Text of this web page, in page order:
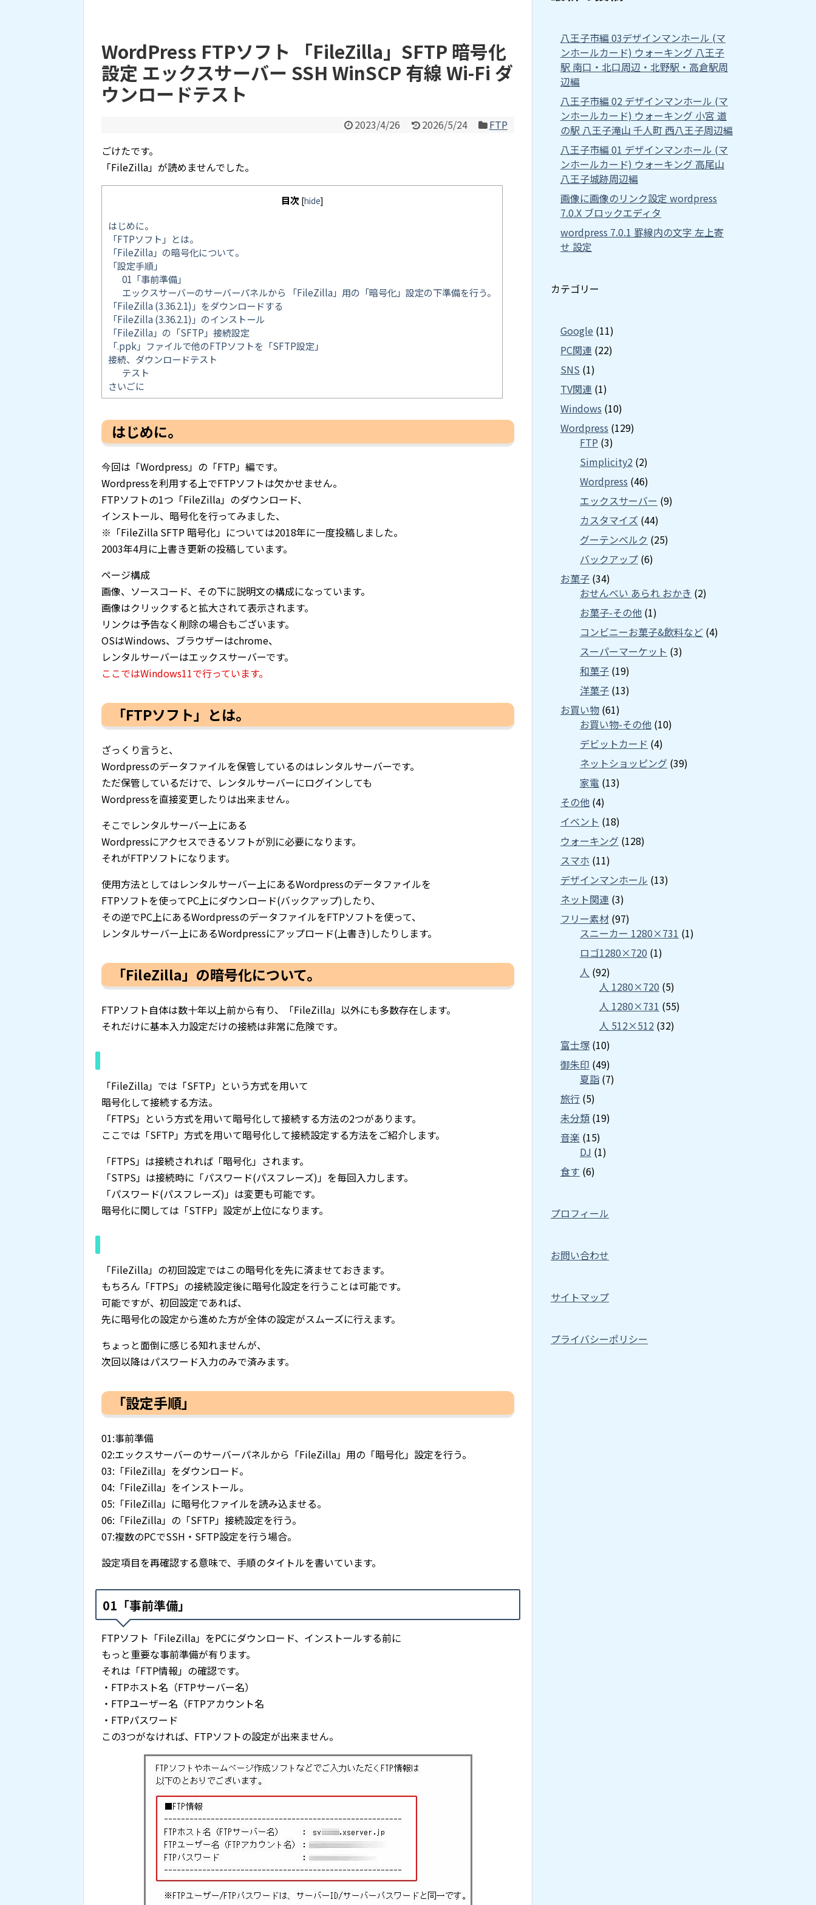
WordPress FTPソフト 「FileZilla」SFTP 暗号化
設定 エックスサーバー SSH WinSCP 有線 Wi-Fi ダ
ウンロードテスト
2023/4/26 2026/5/24
FTP
ごけたです。
「FileZilla」が読めませんでした。
目次 [hide]
はじめに。
「FTPソフト」とは。
「FileZilla」の暗号化について。
「設定手順」
01「事前準備」
エックスサーバーのサーバーパネルから 「FileZilla」用の「暗号化」設定の下準備を行う。
「FileZilla (3.36.2.1)」をダウンロードする
「FileZilla (3.36.2.1)」のインストール
「FileZilla」の「SFTP」接続設定
「.ppk」ファイルで他のFTPソフトを「SFTP設定」
接続、ダウンロードテスト
テスト
さいごに
はじめに。
今回は「Wordpress」の「FTP」編です。
Wordpressを利用する上でFTPソフトは欠かせません。
FTPソフトの1つ「FileZilla」のダウンロード、
インストール、暗号化を行ってみました、
※「FileZilla SFTP 暗号化」については2018年に一度投稿しました。
2003年4月に上書き更新の投稿しています。
ページ構成
画像、ソースコード、その下に説明文の構成になっています。
画像はクリックすると拡大されて表示されます。
リンクは予告なく削除の場合もございます。
OSはWindows、ブラウザーはchrome、
レンタルサーバーはエックスサーバーです。
ここではWindows11で行っています。
「FTPソフト」とは。
ざっくり言うと、
Wordpressのデータファイルを保管しているのはレンタルサーバーです。
ただ保管しているだけで、レンタルサーバーにログインしても
Wordpressを直接変更したりは出来ません。
そこでレンタルサーバー上にある
Wordpressにアクセスできるソフトが別に必要になります。
それがFTPソフトになります。
使用方法としてはレンタルサーバー上にあるWordpressのデータファイルを
FTPソフトを使ってPC上にダウンロード(バックアップ)したり、
その逆でPC上にあるWordpressのデータファイルをFTPソフトを使って、
レンタルサーバー上にあるWordpressにアップロード(上書き)したりします。
「FileZilla」の暗号化について。
FTPソフト自体は数十年以上前から有り、「FileZilla」以外にも多数存在します。
それだけに基本入力設定だけの接続は非常に危険です。
「FileZilla」では「SFTP」という方式を用いて
暗号化して接続する方法。
「FTPS」という方式を用いて暗号化して接続する方法の2つがあります。
ここでは「SFTP」方式を用いて暗号化して接続設定する方法をご紹介します。
「FTPS」は接続されれば「暗号化」されます。
「STPS」は接続時に「パスワード(パスフレーズ)」を毎回入力します。
「パスワード(パスフレーズ)」は変更も可能です。
暗号化に関しては「STFP」設定が上位になります。
「FileZilla」の初回設定ではこの暗号化を先に済ませておきます。
もちろん「FTPS」の接続設定後に暗号化設定を行うことは可能です。
可能ですが、初回設定であれば、
先に暗号化の設定から進めた方が全体の設定がスムーズに行えます。
ちょっと面倒に感じる知れませんが、
次回以降はパスワード入力のみで済みます。
「設定手順」
01:事前準備
02:エックスサーバーのサーバーパネルから「FileZilla」用の「暗号化」設定を行う。
03:「FileZilla」をダウンロード。
04:「FileZilla」をインストール。
05:「FileZilla」に暗号化ファイルを読み込ませる。
06:「FileZilla」の「SFTP」接続設定を行う。
07:複数のPCでSSH・SFTP設定を行う場合。
設定項目を再確認する意味で、手順のタイトルを書いています。
01「事前準備」
FTPソフト「FileZilla」をPCにダウンロード、インストールする前に
もっと重要な事前準備が有ります。
それは「FTP情報」の確認です。
・FTPホスト名（FTPサーバー名）
・FTPユーザー名（FTPアカウント名
・FTPパスワード
この3つがなければ、FTPソフトの設定が出来ません。
八王子市編 03デザインマンホール (マ
ンホールカード) ウォーキング 八王子
駅 南口・北口周辺・北野駅・高倉駅周
辺編
八王子市編 02 デザインマンホール (マ
ンホールカード) ウォーキング 小宮 道
の駅 八王子滝山 千人町 西八王子周辺編
八王子市編 01 デザインマンホール (マ
ンホールカード) ウォーキング 高尾山
八王子城跡周辺編
画像に画像のリンク設定 wordpress
7.0.X ブロックエディタ
wordpress 7.0.1 罫線内の文字 左上寄
せ 設定
カテゴリー
Google (11)
PC関連 (22)
SNS (1)
TV関連 (1)
Windows (10)
Wordpress (129)
FTP (3)
Simplicity2 (2)
Wordpress (46)
エックスサーバー (9)
カスタマイズ (44)
グーテンベルク (25)
バックアップ (6)
お菓子 (34)
おせんべい あられ おかき (2)
お菓子-その他 (1)
コンビニーお菓子&飲料など (4)
スーパーマーケット (3)
和菓子 (19)
洋菓子 (13)
お買い物 (61)
お買い物-その他 (10)
デビットカード (4)
ネットショッピング (39)
家電 (13)
その他 (4)
イベント (18)
ウォーキング (128)
スマホ (11)
デザインマンホール (13)
ネット関連 (3)
フリー素材 (97)
スニーカー 1280×731 (1)
ロゴ1280×720 (1)
人 (92)
人 1280×720 (5)
人 1280×731 (55)
人 512×512 (32)
富士塚 (10)
御朱印 (49)
夏詣 (7)
旅行 (5)
未分類 (19)
音楽 (15)
DJ (1)
食す (6)
プロフィール
お問い合わせ
サイトマップ
プライバシーポリシー